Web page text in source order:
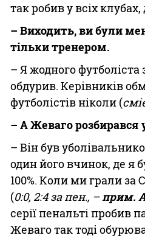
так робив у всіх
– Виходить, ви були
тільки тренером.
– Я жодного футболіста
обдурив. Керівників
футболістів ніколи (
– А Жеваго розбирався
– Він був
один його вчинок, де я
100%. Коли ми грали за
(0:0, 2:4 за пен., –прим.
серії пенальті пробив
Жеваго так тоді